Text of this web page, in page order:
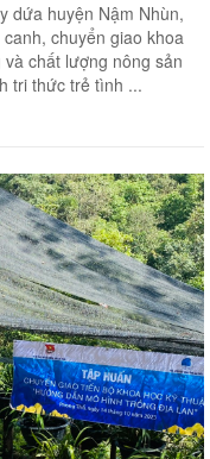
dứa huyện Nậm Nhùn,
chuyển giao khoa
chất lượng nông sản
tri thức trẻ tình ...